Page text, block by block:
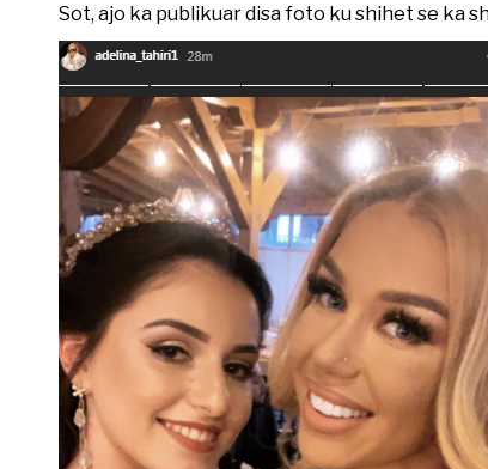
Sot, ajo ka publikuar disa foto ku shihet se ka